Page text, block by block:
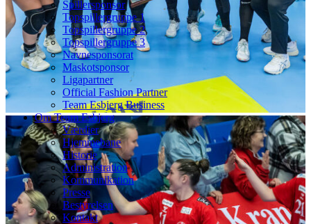
Spillersponsor
Topspillergruppe 1
Topspillergruppe 2
Topspillergruppe 3
Navnesponsorat
Maskotsponsor
Ligapartner
Official Fashion Partner
Team Esbjerg Business
Om Team Esbjerg
Værdier
Hjemmebane
Historie
Administration
Kommunikation
Presse
Bestyrelsen
Kontakt